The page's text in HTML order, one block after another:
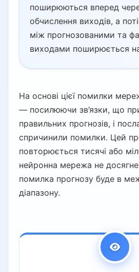
поширюються вперед
обчислення виходів, а
між прогнозованими та
виходами поширюється
На основі цієї помилки
— посилюючи зв’язки, що
правильних прогнозів, і
спричинили помилки. Цей
повторюється тисячі або
нейронна мережа не
помилка прогнозу буде в
діапазону.